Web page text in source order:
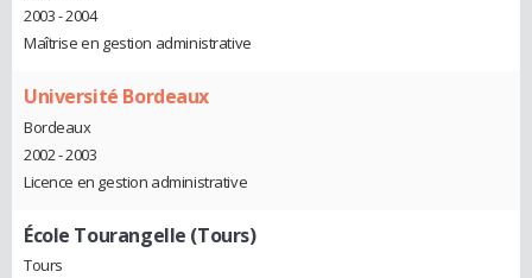
2003 - 2004
Maîtrise en gestion administrative
Université Bordeaux
Bordeaux
2002 - 2003
Licence en gestion administrative
École Tourangelle (Tours)
Tours